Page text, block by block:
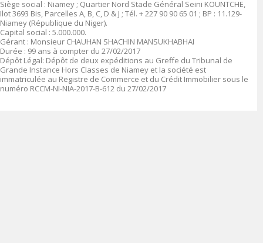
Siège social : Niamey ; Quartier Nord Stade Général Seini KOUNTCHE,
Ilot 3693 Bis, Parcelles A, B, C, D & J ; Tél. + 227 90 90 65 01 ; BP : 11.129-
Niamey (République du Niger).
Capital social : 5.000.000.
Gérant : Monsieur CHAUHAN SHACHIN MANSUKHABHAI
Durée : 99 ans à compter du 27/02/2017
Dépôt Légal: Dépôt de deux expéditions au Greffe du Tribunal de
Grande Instance Hors Classes de Niamey et la société est
immatriculée au Registre de Commerce et du Crédit Immobilier sous le
numéro RCCM-NI-NIA-2017-B-612 du 27/02/2017